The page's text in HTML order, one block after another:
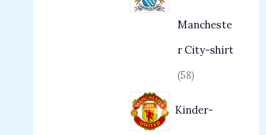
Mancheste
r City-shirt
58
Kinder-